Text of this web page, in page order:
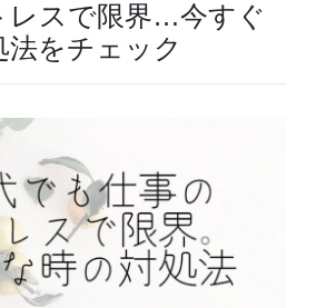
レスで限界…今すぐ
法をチェック